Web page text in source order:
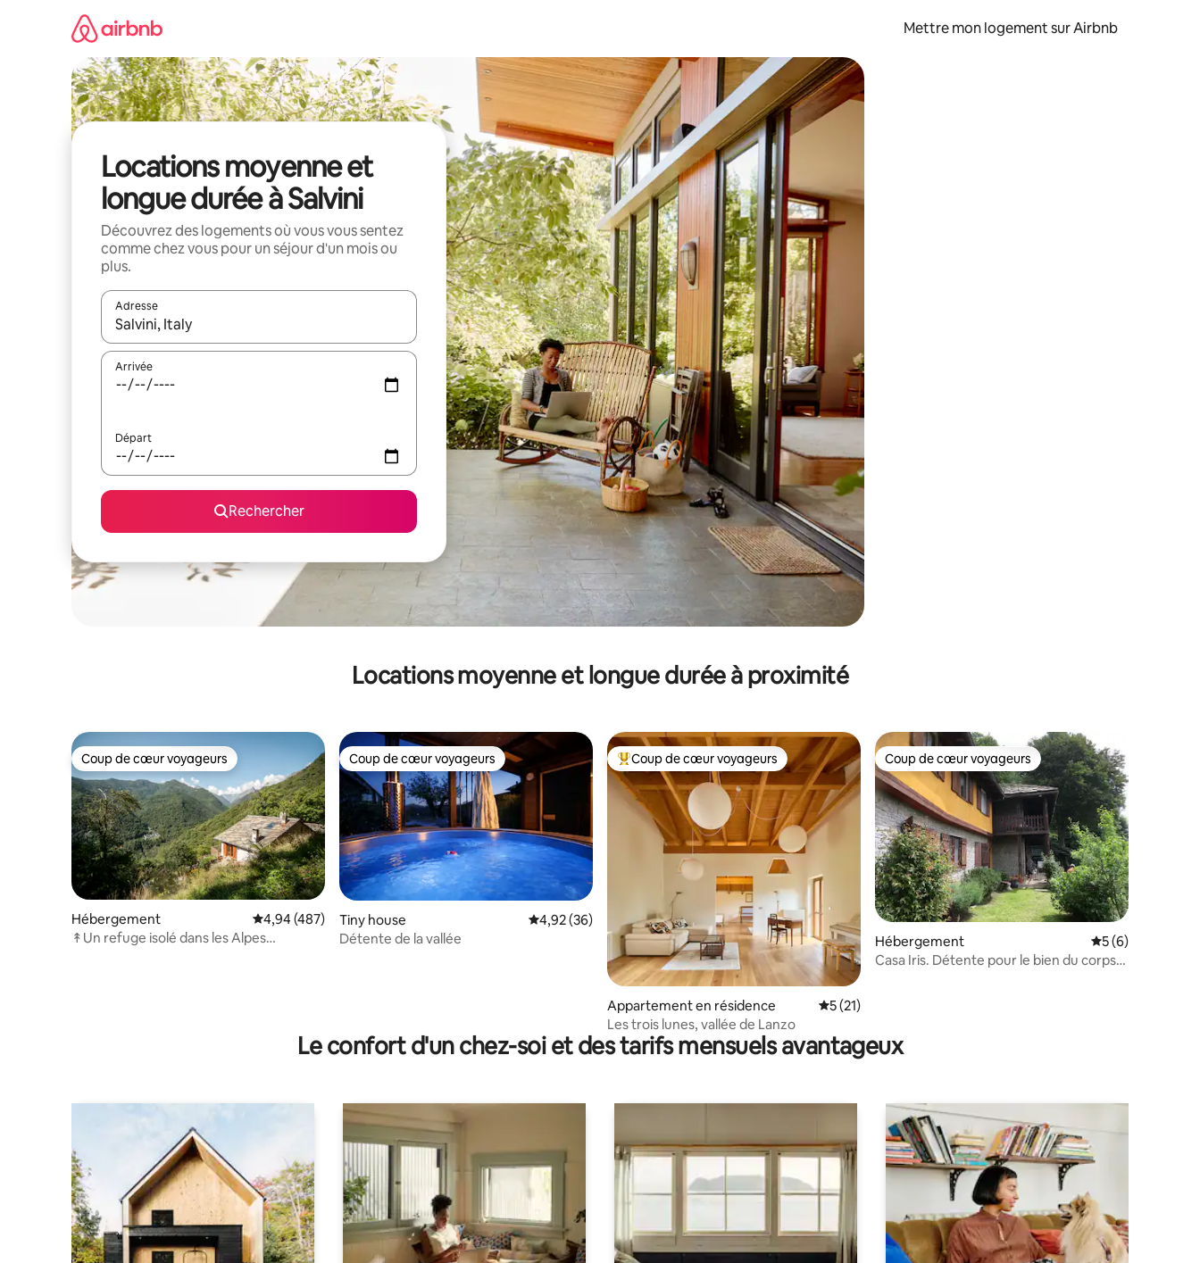
Mettre mon logement sur Airbnb
Locations moyenne et
longue durée à Salvini
Découvrez des logements où vous vous sentez
comme chez vous pour un séjour d'un mois ou
plus.
Adresse
Lorsque les résultats s'affichent, utilisez les flèches vers le haut et vers le bas pour les parcourir ou en appuyant et en faisant glisser.
Arrivée
Départ
Rechercher
Locations moyenne et longue durée à proximité
Coup de cœur voyageurs
Coup de cœur voyageurs
Hébergement Évaluation moyenne sur la base de 487 commentaires : 4,94 sur 5
4,94 (487)
↟Un refuge isolé dans les Alpes
Coup de cœur voyageurs
Coup de cœur voyageurs
Tiny house Évaluation moyenne sur la base de 36 commentaires : 4,92 sur 5
4,92 (36)
Détente de la vallée
Coups de cœur voyageurs les plus appréciés
Coup de cœur voyageurs
Appartement en résidence Évaluation moyenne sur la base de 21 commentaires : 5 sur 5
5 (21)
Les trois lunes, vallée de Lanzo
Coup de cœur voyageurs
Coup de cœur voyageurs
Hébergement Évaluation
5 (6)
Casa Iris. Détente pour le bien du corps
Le confort d'un chez-soi et des tarifs mensuels avantageux